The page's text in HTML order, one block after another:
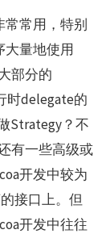
常常用，特别
大量地使用
部分的
时delegate的
Strategy？不
有一些高级或
开发中较为
接口上。但
开发中往往